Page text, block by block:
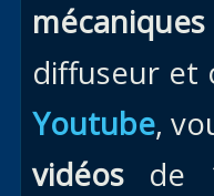
mécaniques
diffuseur et
Youtube,
vidéos de